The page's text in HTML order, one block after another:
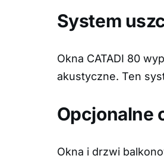
System
Okna CATADI 80
akustyczne. Ten
Opcjonalne
Okna i drzwi